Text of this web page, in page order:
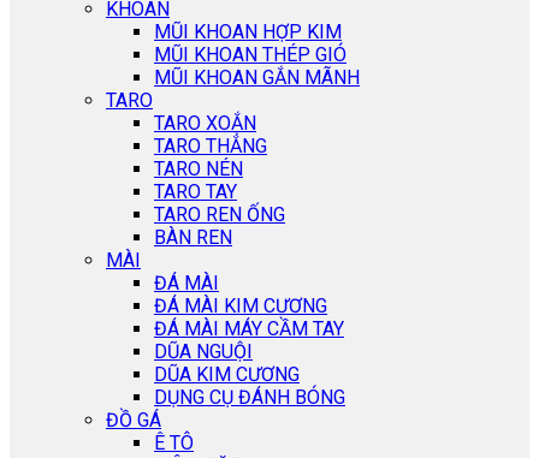
KHOAN
MŨI KHOAN HỢP KIM
MŨI KHOAN THÉP GIÓ
MŨI KHOAN GẮN MÃNH
TARO
TARO XOẮN
TARO THẲNG
TARO NÉN
TARO TAY
TARO REN ỐNG
BÀN REN
MÀI
ĐÁ MÀI
ĐÁ MÀI KIM CƯƠNG
ĐÁ MÀI MÁY CẦM TAY
DŨA NGUỘI
DŨA KIM CƯƠNG
DỤNG CỤ ĐÁNH BÓNG
ĐỒ GÁ
Ê TÔ